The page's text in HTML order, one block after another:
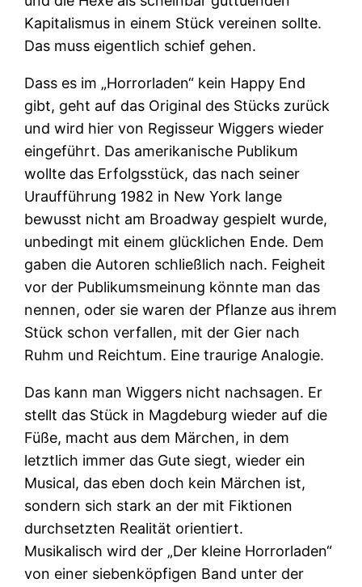
Kapitalismus in einem Stück vereinen sollte.
Das muss eigentlich schief gehen.
Dass es im „Horrorladen“ kein Happy End
gibt, geht auf das Original des Stücks zurück
und wird hier von Regisseur Wiggers wieder
eingeführt. Das amerikanische Publikum
wollte das Erfolgsstück, das nach seiner
Uraufführung 1982 in New York lange
bewusst nicht am Broadway gespielt wurde,
unbedingt mit einem glücklichen Ende. Dem
gaben die Autoren schließlich nach. Feigheit
vor der Publikumsmeinung könnte man das
nennen, oder sie waren der Pflanze aus ihrem
Stück schon verfallen, mit der Gier nach
Ruhm und Reichtum. Eine traurige Analogie.
Das kann man Wiggers nicht nachsagen. Er
stellt das Stück in Magdeburg wieder auf die
Füße, macht aus dem Märchen, in dem
letztlich immer das Gute siegt, wieder ein
Musical, das eben doch kein Märchen ist,
sondern sich stark an der mit Fiktionen
durchsetzten Realität orientiert.
Musikalisch wird der „Der kleine Horrorladen“
von einer siebenköpfigen Band unter der